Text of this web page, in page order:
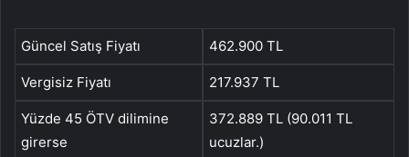
Güncel Satış Fiyatı 462.900 TL
Vergisiz Fiyatı 217.937 TL
Yüzde 45 ÖTV dilimine
girerse
372.889 TL (90.011 TL
ucuzlar.)